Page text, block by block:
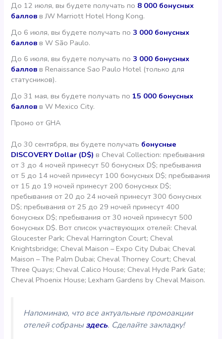
До 12 июля, вы будете получать по 8 000 бонусных
балловв JW Marriott Hotel Hong Kong.
До 6 июля, вы будете получать по3 000 бонусных
баллов в W São Paulo.
До 6 июля, вы будете получать по3 000 бонусных
баллов в Renaissance Sao Paulo Hotel (только для
статусников).
До 31 мая, вы будете получать по15 000 бонусных
баллов в W Mexico City.
Промо от GHA
До 30 сентября, вы будете получать бонусные
DISCOVERY Dollar (D$)в Cheval Collection: пребывания
от 3 до 4 ночей принесут 50 бонусных D$; пребывания
от 5 до 14 ночей принесут 100 бонусных D$; пребывания
от 15 до 19 ночей принесут 200 бонусных D$;
пребывания от 20 до 24 ночей принесут 300 бонусных
D$; пребывания от 25 до 29 ночей принесут 400
бонусных D$; пребывания от 30 ночей принесут 500
бонусных D$. Вот список участвующих отелей: Cheval
Gloucester Park; Cheval Harrington Court; Cheval
Knightsbridge; Cheval Maison – Expo City Dubai; Cheval
Maison – The Palm Dubai; Cheval Thorney Court; Cheval
Three Quays; Cheval Calico House; Cheval Hyde Park Gate;
Cheval Phoenix House; Lexham Gardens by Cheval Maison.
Напоминаю, что все актуальные промоакции
отелей собраныздесь. Сделайте закладку!